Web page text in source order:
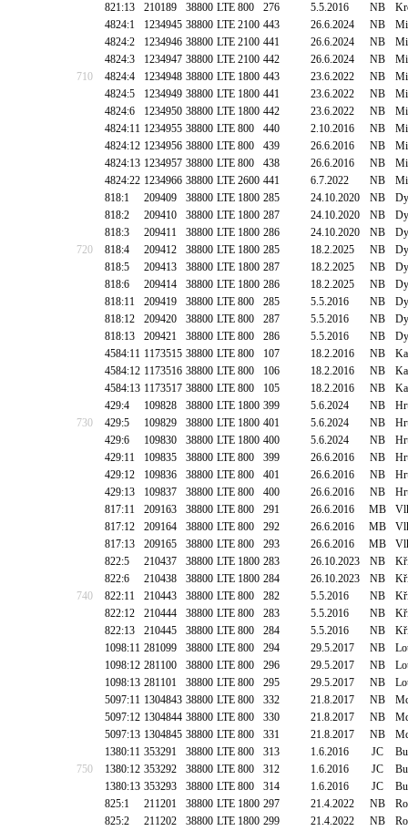
821:13
210189 38800 LTE 800 276 5.5.2016 NB
4824:1
1234945 38800 LTE 2100 443 26.6.2024 NB
4824:2
1234946 38800 LTE 2100 441 26.6.2024 NB
4824:3
1234947 38800 LTE 2100 442 26.6.2024 NB
710
4824:4 1234948 38800 LTE 1800 443 23.6.2022 NB
4824:5
1234949 38800 LTE 1800 441 23.6.2022 NB
4824:6
1234950 38800 LTE 1800 442 23.6.2022 NB
4824:11 1234955 38800 LTE 800 440 2.10.2016 NB
4824:12 1234956 38800 LTE 800 439 26.6.2016 NB
4824:13 1234957 38800 LTE 800 438 26.6.2016 NB
4824:22 1234966 38800 LTE 2600 441 6.7.2022 NB
818:1
209409 38800 LTE 1800 285 24.10.2020 NB
818:2
209410 38800 LTE 1800 287 24.10.2020 NB
818:3
209411 38800 LTE 1800 286 24.10.2020 NB
720
818:4 209412 38800 LTE 1800 285 18.2.2025 NB
818:5
209413 38800 LTE 1800 287 18.2.2025 NB
818:6
209414 38800 LTE 1800 286 18.2.2025 NB
818:11
209419 38800 LTE 800 285 5.5.2016 NB
818:12
209420 38800 LTE 800 287 5.5.2016 NB
818:13
209421 38800 LTE 800 286 5.5.2016 NB
4584:11 1173515 38800 LTE 800 107 18.2.2016 NB
4584:12 1173516 38800 LTE 800 106 18.2.2016 NB
4584:13 1173517 38800 LTE 800 105 18.2.2016 NB
429:4
109828 38800 LTE 1800 399 5.6.2024 NB
730
429:5 109829 38800 LTE 1800 401 5.6.2024 NB
429:6
109830 38800 LTE 1800 400 5.6.2024 NB
429:11
109835 38800 LTE 800 399 26.6.2016 NB
429:12
109836 38800 LTE 800 401 26.6.2016 NB
429:13
109837 38800 LTE 800 400 26.6.2016 NB
817:11
209163 38800 LTE 800 291 26.6.2016 MB
817:12
209164 38800 LTE 800 292 26.6.2016 MB
817:13
209165 38800 LTE 800 293 26.6.2016 MB
822:5
210437 38800 LTE 1800 283 26.10.2023 NB
822:6
210438 38800 LTE 1800 284 26.10.2023 NB
740
822:11 210443 38800 LTE 800 282 5.5.2016 NB
822:12
210444 38800 LTE 800 283 5.5.2016 NB
822:13
210445 38800 LTE 800 284 5.5.2016 NB
1098:11 281099 38800 LTE 800 294 29.5.2017 NB
1098:12 281100 38800 LTE 800 296 29.5.2017 NB
1098:13 281101 38800 LTE 800 295 29.5.2017 NB
5097:11 1304843 38800 LTE 800 332 21.8.2017 NB
5097:12 1304844 38800 LTE 800 330 21.8.2017 NB
5097:13 1304845 38800 LTE 800 331 21.8.2017 NB
1380:11 353291 38800 LTE 800 313 1.6.2016 JC
750
1380:12 353292 38800 LTE 800 312 1.6.2016 JC
1380:13 353293 38800 LTE 800 314 1.6.2016 JC
825:1
211201 38800 LTE 1800 297 21.4.2022 NB
825:2
211202 38800 LTE 1800 299 21.4.2022 NB